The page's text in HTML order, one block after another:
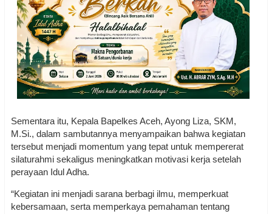
Sementara itu, Kepala Bapelkes Aceh, Ayong Liza, SKM,
M.Si., dalam sambutannya menyampaikan bahwa kegiatan
tersebut menjadi momentum yang tepat untuk mempererat
silaturahmi sekaligus meningkatkan motivasi kerja setelah
perayaan Idul Adha.
“Kegiatan ini menjadi sarana berbagi ilmu, memperkuat
kebersamaan, serta memperkaya pemahaman tentang